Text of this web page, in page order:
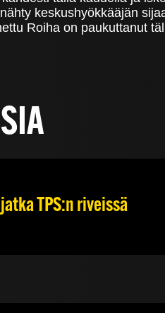
keskushyökkääjän
Roiha on paukuttanut
TPS:n riveissä